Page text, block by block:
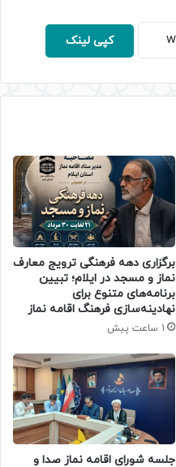
کپی لینک
برگزاری دهه فرهنگی ترویج معارف
نماز و مسجد در ایلام؛ تبیین
برنامه‌های متنوع برای
نهادینه‌سازی فرهنگ اقامه نماز
1 ساعت پیش
جلسه شورای اقامه نماز صدا و